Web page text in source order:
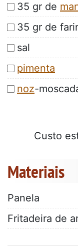
35 gr de
35 gr de
sal
pimenta
noz-
Custo
Materiais
Panela
Fritadeira de